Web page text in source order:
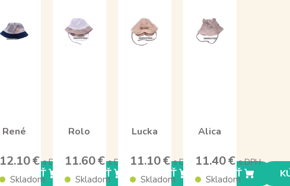
KÚPIŤ
René
12.10 €s DPH
Skladom KÚPIŤ
Rolo
11.60 €s DPH
Skladom KÚPIŤ
Lucka
11.10 €s DPH
Skladom KÚPIŤ
Alica
11.40 €s DPH
Skladom